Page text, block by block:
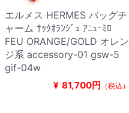
エルメス HERMES バッグチ
ャーム ｻｯｸｵﾗﾝｼﾞｭ ｱﾆｭｰﾐﾛ
FEU ORANGE/GOLD オレン
ジ系 accessory-01 gsw-5
gif-04w
¥ 81,700円 （税込）